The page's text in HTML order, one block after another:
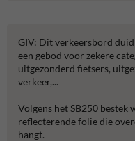
GIV: Dit verkeersbord
een gebod voor zekere
uitgezonderd fietsers,
verkeer,...
Volgens het SB250
reflecterende folie die
hangt.